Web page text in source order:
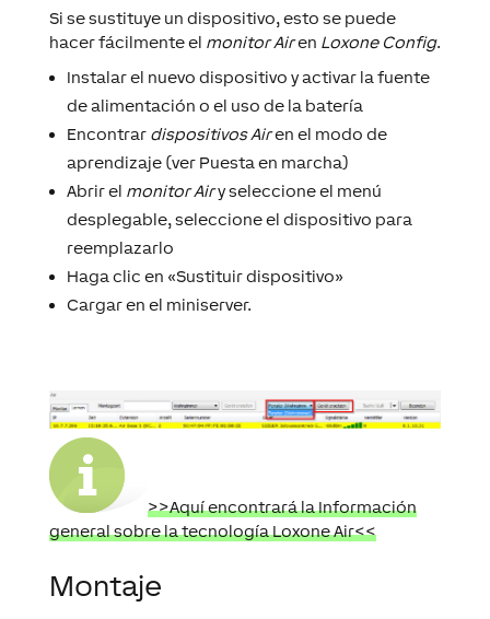
Si se sustituye un dispositivo, esto se puede
hacer fácilmente el monitor Airen Loxone Config.
Instalar el nuevo dispositivo y activar la fuente
de alimentación o el uso de la batería
Encontrar dispositivos Airen el modo de
aprendizaje (ver Puesta en marcha)
Abrir el monitor Airy seleccione el menú
desplegable, seleccione el dispositivo para
reemplazarlo
Haga clic en «Sustituir dispositivo»
Cargar en el miniserver.
>>Aquí encontrará la Información
general sobre la tecnología Loxone Air<<
Montaje